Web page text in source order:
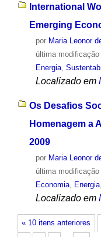
International
Emerging
por Maria Leonor
última modificação
Energia,
Localizado em
Os Desafios
Homenagem a
2009
por Maria Leonor
última modificação
Economia, Energia,
Localizado em
« 10 itens anteriores